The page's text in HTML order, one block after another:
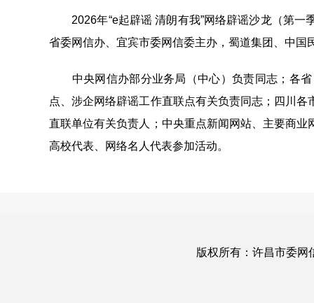
2026年“e起辟谣 清朗有我”网络辟谣沙龙（第一
省委网信办、宜宾市委网信委主办，蜀道集团、中
中央网信办部分业务局（中心）负责同志；各省
点、涉企网络辟谣工作直联点有关负责同志；四川
直联单位有关负责人；中央重点新闻网站、主要商
高校代表、网络名人代表参加活动。
版权所有：许昌市委